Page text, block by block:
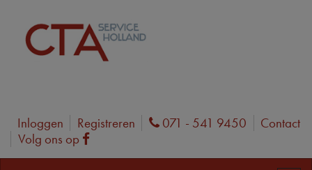
Inloggen Registreren Phone
071 - 541 9450
Contact
Volg ons op
Facebook